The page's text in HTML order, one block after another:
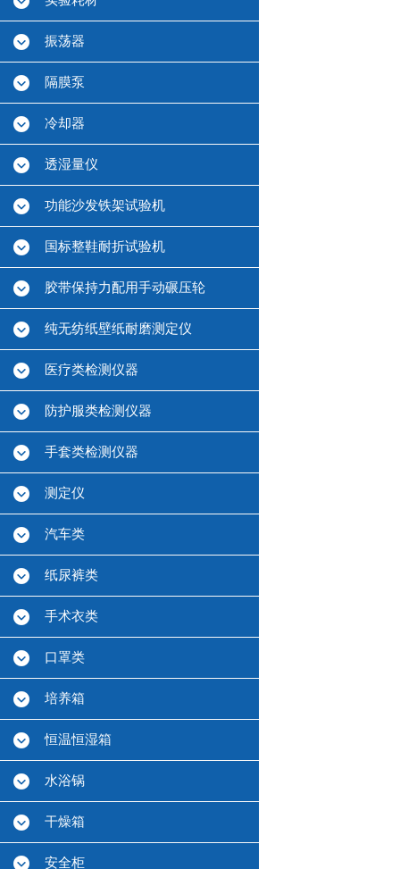
振荡器
隔膜泵
冷却器
透湿量仪
功能沙发铁架试验机
国标整鞋耐折试验机
胶带保持力配用手动碾压轮
纯无纺纸壁纸耐磨测定仪
医疗类检测仪器
防护服类检测仪器
手套类检测仪器
测定仪
汽车类
纸尿裤类
手术衣类
口罩类
培养箱
恒温恒湿箱
水浴锅
干燥箱
安全柜